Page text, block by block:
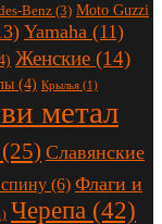
Benz(3) Moto Guzzi
Yamaha (11)
Женские (14)
(4) Крылья (1)
метал
(25) Славянские
(6) Флаги и
Черепа (42)